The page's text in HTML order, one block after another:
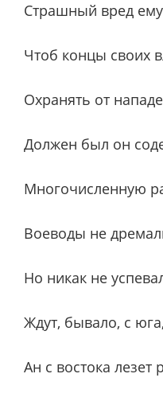
Страшный вред
Чтоб концы своих
Охранять от
Должен был он
Многочисленную
Воеводы не
Но никак не
Ждут, бывало, с
Ан с востока лезет